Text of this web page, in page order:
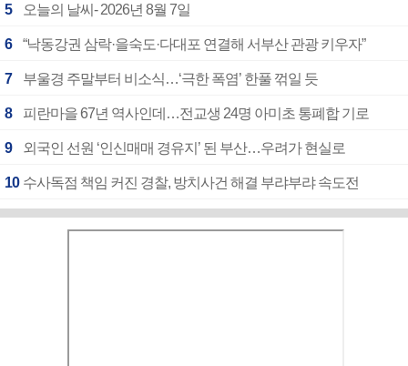
5 오늘의 날씨- 2026년 8월 7일
6 “낙동강권 삼락·을숙도·다대포 연결해 서부산 관광 키우자”
7 부울경 주말부터 비소식…‘극한 폭염’ 한풀 꺾일 듯
8 피란마을 67년 역사인데…전교생 24명 아미초 통폐합 기로
9 외국인 선원 ‘인신매매 경유지’ 된 부산…우려가 현실로
10 수사독점 책임 커진 경찰, 방치사건 해결 부랴부랴 속도전